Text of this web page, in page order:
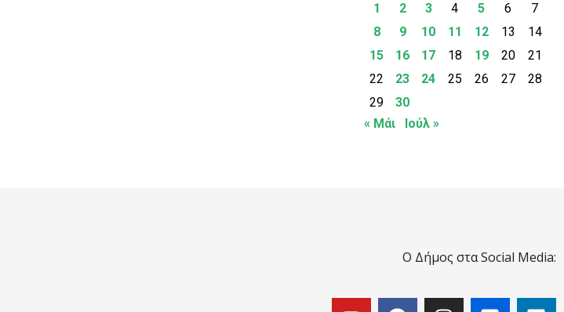
1
2 3 4 5 6
7
8
9 10 11 12 13
14
15
16 17 18 19 20
21
22
23 24 25 26 27
28
29
30
« Μάι
Ιούλ »
Ο Δήμος στα Social Media: